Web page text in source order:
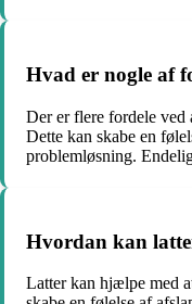
Hvad er nogle af
Der er flere fordele ved
Dette kan skabe en
problemløsning.
Hvordan kan
Latter kan hjælpe med